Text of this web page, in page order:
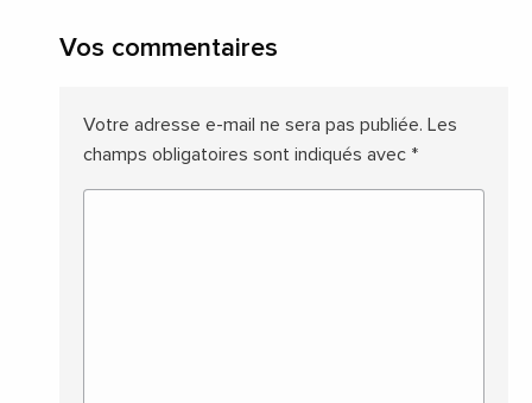
Vos commentaires
Votre adresse e-mail ne sera pas publiée. Les
champs obligatoires sont indiqués avec *